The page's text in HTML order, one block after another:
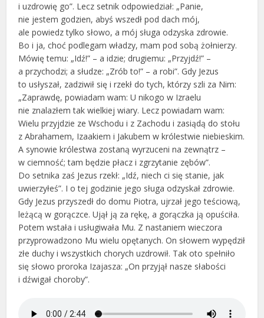
i uzdrowię go”. Lecz setnik odpowiedział: „Panie,
nie jestem godzien, abyś wszedł pod dach mój,
ale powiedz tylko słowo, a mój sługa odzyska zdrowie.
Bo i ja, choć podlegam władzy, mam pod sobą żołnierzy.
Mówię temu: „Idź!” – a idzie; drugiemu: „Przyjdź!” –
a przychodzi; a słudze: „Zrób to!” – a robi”. Gdy Jezus
to usłyszał, zadziwił się i rzekł do tych, którzy szli za Nim:
„Zaprawdę, powiadam wam: U nikogo w Izraelu
nie znalazłem tak wielkiej wiary. Lecz powiadam wam:
Wielu przyjdzie ze Wschodu i z Zachodu i zasiądą do stołu
z Abrahamem, Izaakiem i Jakubem w królestwie niebieskim.
A synowie królestwa zostaną wyrzuceni na zewnątrz –
w ciemność; tam będzie płacz i zgrzytanie zębów”.
Do setnika zaś Jezus rzekł: „Idź, niech ci się stanie, jak
uwierzyłeś”. I o tej godzinie jego sługa odzyskał zdrowie.
Gdy Jezus przyszedł do domu Piotra, ujrzał jego teściową,
leżącą w gorączce. Ujął ją za rękę, a gorączka ją opuściła.
Potem wstała i usługiwała Mu. Z nastaniem wieczora
przyprowadzono Mu wielu opętanych. On słowem wypędził
złe duchy i wszystkich chorych uzdrowił. Tak oto spełniło
się słowo proroka Izajasza: „On przyjął nasze słabości
i dźwigał choroby”.